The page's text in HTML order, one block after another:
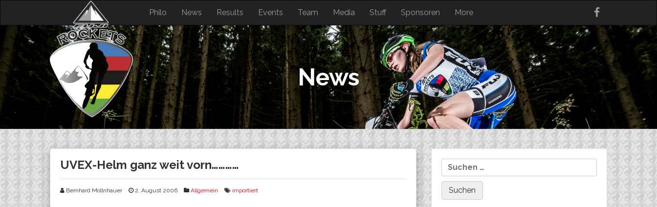
content
Philo News Results Events Team Media Stuff Sponsoren More
News
UVEX-Helm ganz weit vorn…………
Bernhard Mollnhauer 2. August 2006 Allgemein importiert
Suchen
nach: